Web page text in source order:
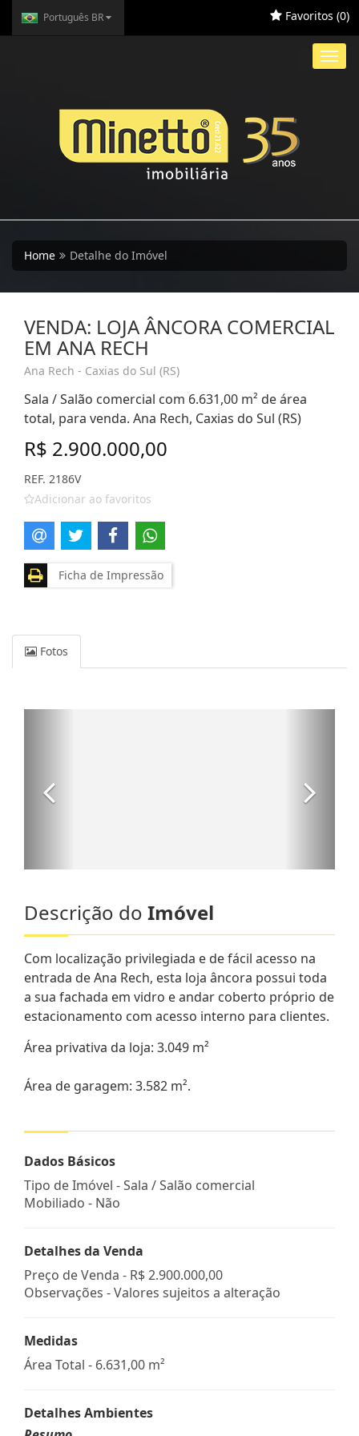
Português BR Favoritos (0)
Home Detalhe do Imóvel
VENDA: LOJA ÂNCORA COMERCIAL
EM ANA RECH
Ana Rech - Caxias do Sul (RS)
Sala / Salão comercial com 6.631,00 m² de área
total, para venda. Ana Rech, Caxias do Sul (RS)
R$ 2.900.000,00
REF. 2186V
Adicionar ao favoritos
Ficha de Impressão
Fotos
Descrição do Imóvel
Com localização privilegiada e de fácil acesso na
entrada de Ana Rech, esta loja âncora possui toda
a sua fachada em vidro e andar coberto próprio de
estacionamento com acesso interno para clientes.
Área privativa da loja: 3.049 m²
Área de garagem: 3.582 m².
Dados Básicos
Tipo de Imóvel - Sala / Salão comercial
Mobiliado - Não
Detalhes da Venda
Preço de Venda - R$ 2.900.000,00
Observações - Valores sujeitos a alteração
Medidas
Área Total - 6.631,00 m²
Detalhes Ambientes